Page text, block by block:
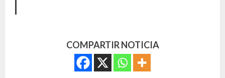
COMPARTIR NOTICIA